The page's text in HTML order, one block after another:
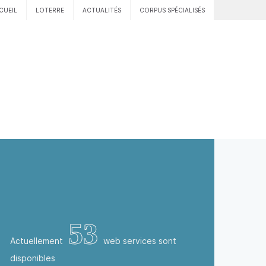
LOTERRE ACTUALITÉS CORPUS SPÉCIALISÉS
Actuellement 53 web services sont
disponibles